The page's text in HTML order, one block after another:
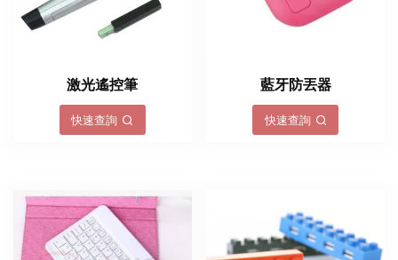
激光遙控筆
快速查詢
藍牙防丟器
快速查詢